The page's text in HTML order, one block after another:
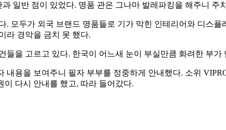
일반 점이 있었다. 명품 관은 그나마 발레파킹을 해주니 주
모두가 외국 브랜드 명품들로 기가 막힌 인테리어와 디스
라 경악을 금치 못 했다.
을 고르고 있다. 한국이 어느새 눈이 부실만큼 화려한 부
용을 보여주니 필자 부부를 정중하게 안내했다. 소위
다시 안내를 했고, 따라 들어갔다.